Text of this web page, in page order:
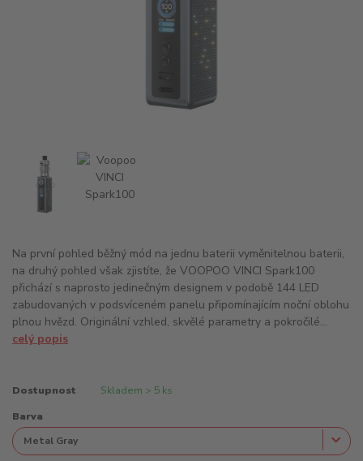
Na první pohled běžný mód na jednu baterii vyměnitelnou baterii,
na druhý pohled však zjistíte, že VOOPOO VINCI Spark100
přichází s naprosto jedinečným designem v podobě 144 LED
zabudovaných v podsvíceném panelu připomínajícím noční oblohu
plnou hvězd. Originální vzhled, skvělé parametry a pokročilé...
celý popis
Dostupnost Skladem > 5 ks
Barva